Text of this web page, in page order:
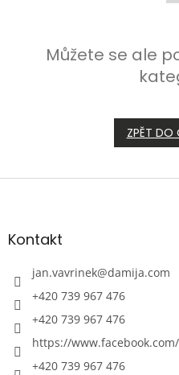
Můžete se ale
ZPĚT DO
Z
aKontakt
jan.vavrinek@damija.com
+420 739 967 476
+420 739 967 476
https://
+420 739 967 476